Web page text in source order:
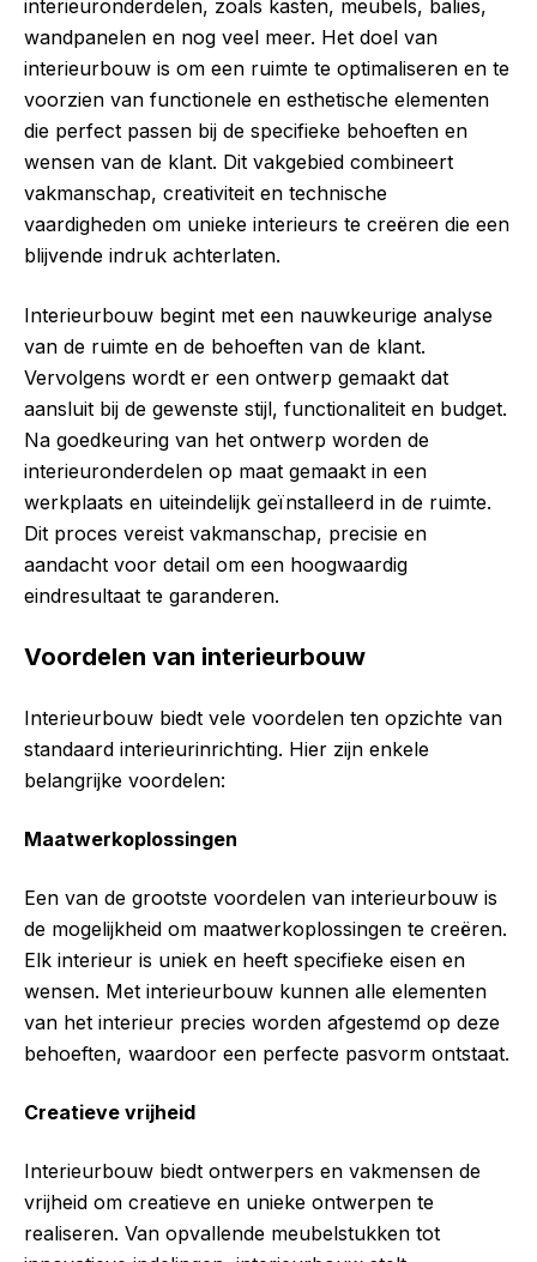
interieuronderdelen, zoals kasten, meubels, balies,
wandpanelen en nog veel meer. Het doel van
interieurbouw is om een ruimte te optimaliseren en te
voorzien van functionele en esthetische elementen
die perfect passen bij de specifieke behoeften en
wensen van de klant. Dit vakgebied combineert
vakmanschap, creativiteit en technische
vaardigheden om unieke interieurs te creëren die een
blijvende indruk achterlaten.
Interieurbouw begint met een nauwkeurige analyse
van de ruimte en de behoeften van de klant.
Vervolgens wordt er een ontwerp gemaakt dat
aansluit bij de gewenste stijl, functionaliteit en budget.
Na goedkeuring van het ontwerp worden de
interieuronderdelen op maat gemaakt in een
werkplaats en uiteindelijk geïnstalleerd in de ruimte.
Dit proces vereist vakmanschap, precisie en
aandacht voor detail om een hoogwaardig
eindresultaat te garanderen.
Voordelen van interieurbouw
Interieurbouw biedt vele voordelen ten opzichte van
standaard interieurinrichting. Hier zijn enkele
belangrijke voordelen:
Maatwerkoplossingen
Een van de grootste voordelen van interieurbouw is
de mogelijkheid om maatwerkoplossingen te creëren.
Elk interieur is uniek en heeft specifieke eisen en
wensen. Met interieurbouw kunnen alle elementen
van het interieur precies worden afgestemd op deze
behoeften, waardoor een perfecte pasvorm ontstaat.
Creatieve vrijheid
Interieurbouw biedt ontwerpers en vakmensen de
vrijheid om creatieve en unieke ontwerpen te
realiseren. Van opvallende meubelstukken tot